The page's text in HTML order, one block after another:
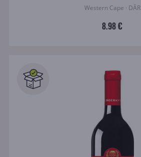
Western Cape · DĀR
8.98 €